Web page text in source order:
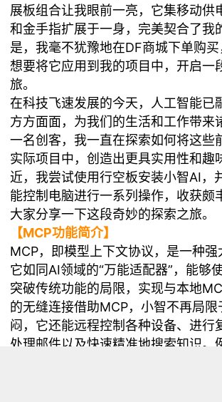
展板组合让我眼前一亮，它集移动供
和金手指扩展于一身，完美契合了我
是，我毫不犹豫地在DF商城下单购
想要将它应用到我的项目中，开启一
旅。
在科技飞速发展的今天，人工智能已
方方面面，为我们的生活和工作带来
一名创客，我一直在探索如何将这些
实际项目中，创造出更具实用性和趣
近，我尝试使用行空板安装小智AI，
能控制电脑进行一系列操作，收获颇
大家分享一下这段奇妙的探索之旅。
【MCP功能简介】
MCP，即模型上下文协议，是一种强
它如同AI领域的“万能适配器”，能够
突破传统功能的局限，实现与本地
的无缝连接借助MCP，小智不再局
闷，它还能远程控制各种设备、进行
处理邮件以及快速精准地搜索知识。